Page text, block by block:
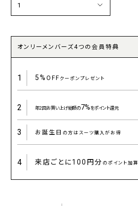
オンリーメンバーズ4つの会員特典
1 5%OFFクーポンプレゼント
2 年2回お買い上げ総額の7%をポイント還元
3 お誕生日 の方はスーツ購入がお得
4 来店ごとに100円分 のポイント加